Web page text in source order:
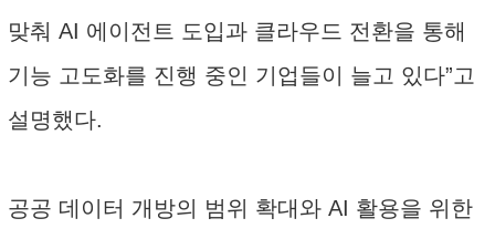
맞춰 AI 에이전트 도입과 클라우드 전환을 통해
기능 고도화를 진행 중인 기업들이 늘고 있다”고
설명했다.
공공 데이터 개방의 범위 확대와 AI 활용을 위한